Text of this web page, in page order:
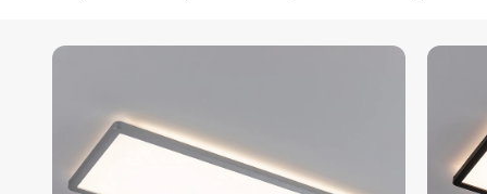
Zum
Bildgalerie
springen